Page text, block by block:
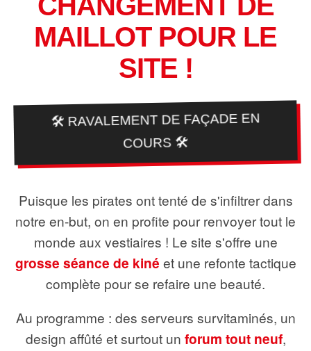
MAILLOT POUR LE
SITE !
🛠️ RAVALEMENT DE FAÇADE EN
COURS 🛠️
Puisque les pirates ont tenté de s'infiltrer dans
notre en-but, on en profite pour renvoyer tout le
monde aux vestiaires ! Le site s'offre une
grosse séance de kiné et une refonte tactique
complète pour se refaire une beauté.
Au programme : des serveurs survitaminés, un
design affûté et surtout un forum tout neuf,